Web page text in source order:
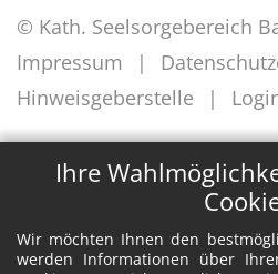
Ihre
Wir möchten Ihnen den
werden Informationen über
© Kath. Seelsorgebereich
Impressum
Hinweisgeberstelle